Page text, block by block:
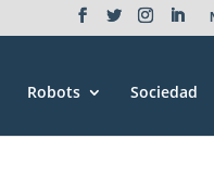
Robots Sociedad